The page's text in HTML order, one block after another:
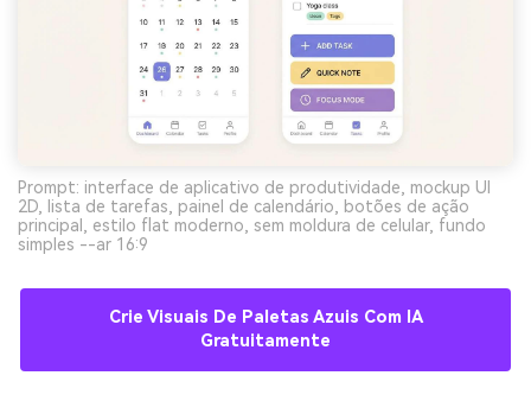
Prompt: interface de aplicativo de produtividade, mockup UI
2D, lista de tarefas, painel de calendário, botões de ação
principal, estilo flat moderno, sem moldura de celular, fundo
simples --ar 16:9
Crie Visuais De Paletas Azuis Com IA
Gratuitamente